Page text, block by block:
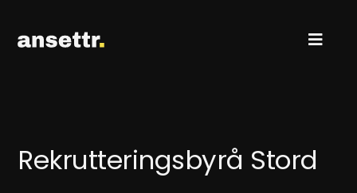
Ledige stillinger
Rekrutteringsbyrå Stord